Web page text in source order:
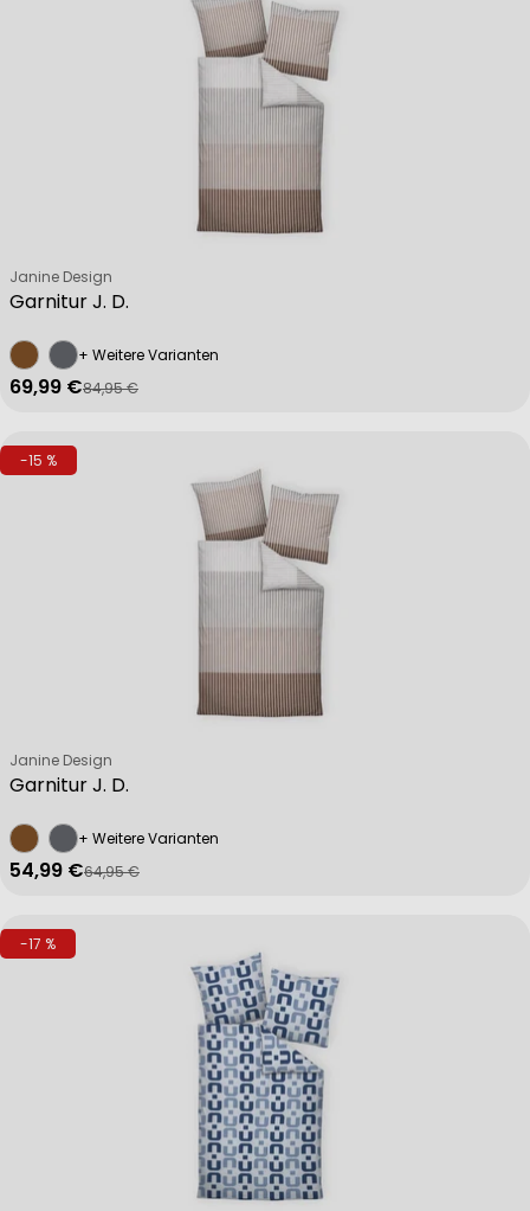
Garnitur J. D.
Verkäufer:
Janine Design
+ Weitere Varianten
Verkaufspreis
69,99 €
Regulärer Preis
84,95 €
-15 %
Garnitur J. D.
Verkäufer:
Janine Design
+ Weitere Varianten
Verkaufspreis
54,99 €
Regulärer Preis
64,95 €
-17 %